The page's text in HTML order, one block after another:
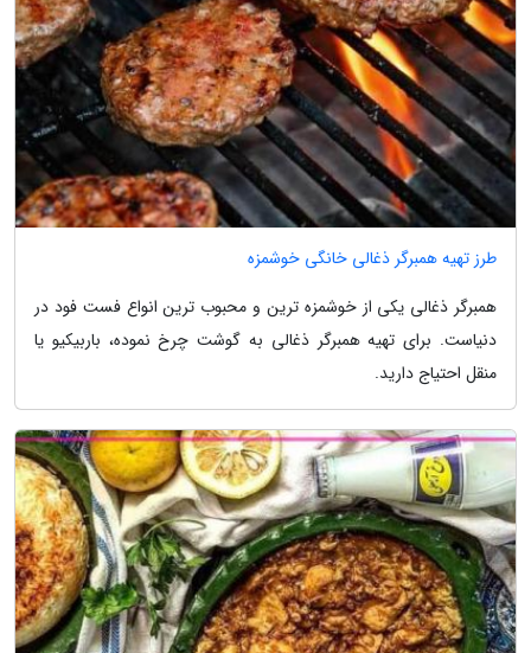
طرز تهیه همبرگر ذغالی خانگی خوشمزه
همبرگر ذغالی یکی از خوشمزه ترین و محبوب ترین انواع فست فود در
دنیاست. برای تهیه همبرگر ذغالی به گوشت چرخ نموده، باربیکیو یا
منقل احتیاج دارید.